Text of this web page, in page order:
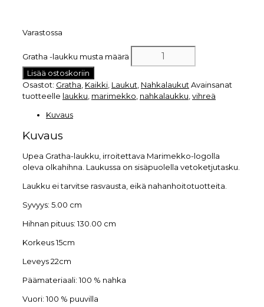
Varastossa
Gratha -laukku musta määrä
Lisää ostoskoriin
Osastot: Gratha Kaikki Laukut Nahkalaukut Avainsanat
tuotteelle laukku marimekko nahkalaukku vihreä
Kuvaus
Kuvaus
Upea Gratha-laukku, irroitettava Marimekko-logolla
oleva olkahihna. Laukussa on sisäpuolella vetoketjutasku.
Laukku ei tarvitse rasvausta, eikä nahanhoitotuotteita.
Syvyys: 5.00 cm
Hihnan pituus: 130.00 cm
Korkeus 15cm
Leveys 22cm
Päämateriaali: 100 % nahka
Vuori: 100 % puuvilla